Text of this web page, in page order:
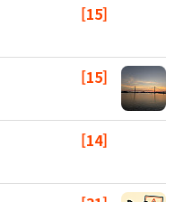
[15]
[15]
[14]